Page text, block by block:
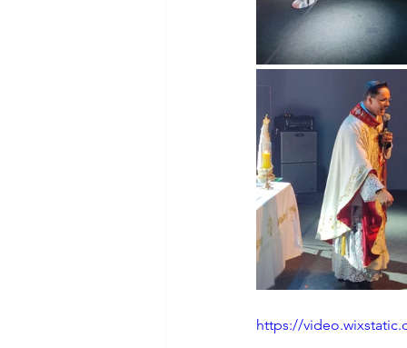
https://